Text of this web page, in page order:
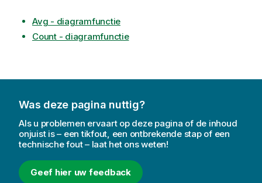
Avg - diagramfunctie
Count - diagramfunctie
Was deze pagina nuttig?
Als u problemen ervaart op deze pagina of de inhoud
onjuist is – een tikfout, een ontbrekende stap of een
technische fout – laat het ons weten!
Geef hier uw feedback